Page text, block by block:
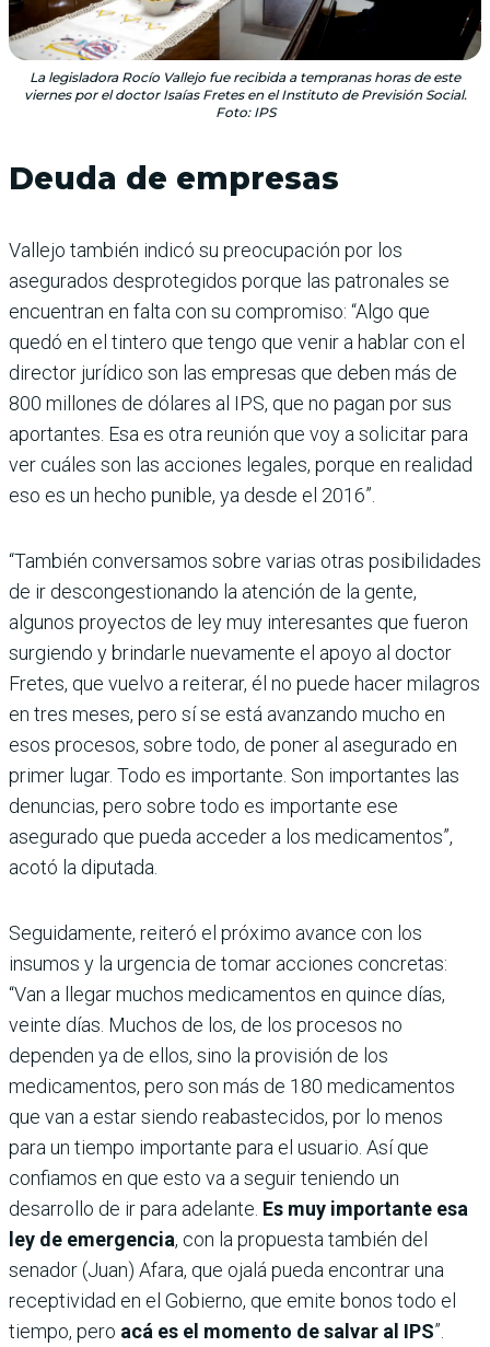
La legisladora Rocío Vallejo fue recibida a tempranas horas de este
viernes por el doctor Isaías Fretes en el Instituto de Previsión Social.
Foto: IPS
Deuda de empresas
Vallejo también indicó su preocupación por los
asegurados desprotegidos porque las patronales se
encuentran en falta con su compromiso: “Algo que
quedó en el tintero que tengo que venir a hablar con el
director jurídico son las empresas que deben más de
800 millones de dólares al IPS, que no pagan por sus
aportantes. Esa es otra reunión que voy a solicitar para
ver cuáles son las acciones legales, porque en realidad
eso es un hecho punible, ya desde el 2016”.
“También conversamos sobre varias otras posibilidades
de ir descongestionando la atención de la gente,
algunos proyectos de ley muy interesantes que fueron
surgiendo y brindarle nuevamente el apoyo al doctor
Fretes, que vuelvo a reiterar, él no puede hacer milagros
en tres meses, pero sí se está avanzando mucho en
esos procesos, sobre todo, de poner al asegurado en
primer lugar. Todo es importante. Son importantes las
denuncias, pero sobre todo es importante ese
asegurado que pueda acceder a los medicamentos”,
acotó la diputada.
Seguidamente, reiteró el próximo avance con los
insumos y la urgencia de tomar acciones concretas:
“Van a llegar muchos medicamentos en quince días,
veinte días. Muchos de los, de los procesos no
dependen ya de ellos, sino la provisión de los
medicamentos, pero son más de 180 medicamentos
que van a estar siendo reabastecidos, por lo menos
para un tiempo importante para el usuario. Así que
confiamos en que esto va a seguir teniendo un
desarrollo de ir para adelante. Es muy importante esa
ley de emergencia, con la propuesta también del
senador (Juan) Afara, que ojalá pueda encontrar una
receptividad en el Gobierno, que emite bonos todo el
tiempo, pero acá es el momento de salvar al IPS”.